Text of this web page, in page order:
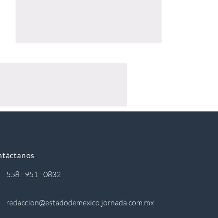
558 - 951 - 0832
redaccion@estadodemexico.jornada.com.mx